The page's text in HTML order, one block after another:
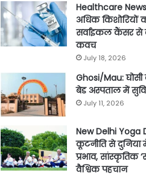
Healthcare
अधिक किशोरियों
सर्वाइकल कैंसर से
कवच
July 18, 2026
Ghosi/Mau: घोसी
बेड अस्पताल में
July 11, 2026
New Delhi Yoga
कूटनीति से दुनिया
प्रभाव, सांस्कृतिक
वैश्विक पहचान